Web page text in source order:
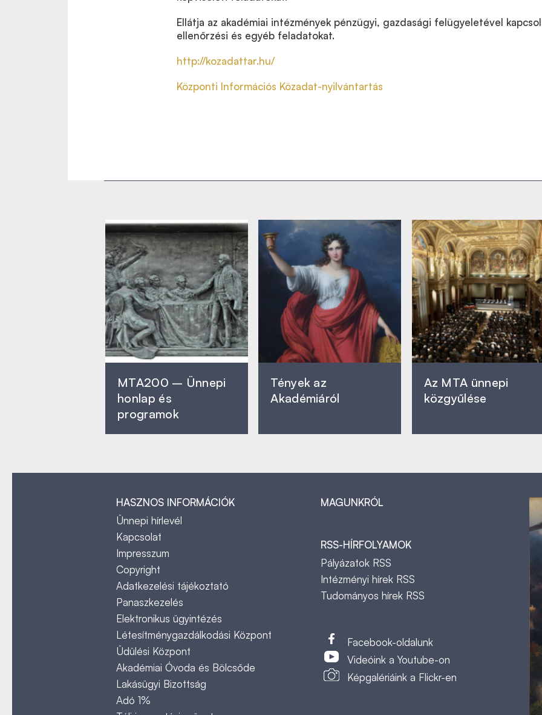
Ellátja az akadémiai intézmények pénzügyi, gazdasági felügyeletével
ellenőrzési és egyéb feladatokat.
http://kozadattar.hu/
Központi Információs Közadat-nyilvántartás
MTA200 – Ünnepi
honlap és
programok
Tények az
Akadémiáról
Az MTA ünnepi
közgyűlése
HASZNOS INFORMÁCIÓK
Ünnepi hírlevél
Kapcsolat
Impresszum
Copyright
Adatkezelési tájékoztató
Panaszkezelés
Elektronikus ügyintézés
Létesítménygazdálkodási Központ
Üdülési Központ
Akadémiai Óvoda és Bölcsőde
Lakásügyi Bizottság
Adó 1%
MAGUNKRÓL
RSS-HÍRFOLYAMOK
Pályázatok RSS
Intézményi hírek RSS
Tudományos hírek RSS
Facebook-oldalunk
Videóink a Youtube-on
Képgalériáink a Flickr-en